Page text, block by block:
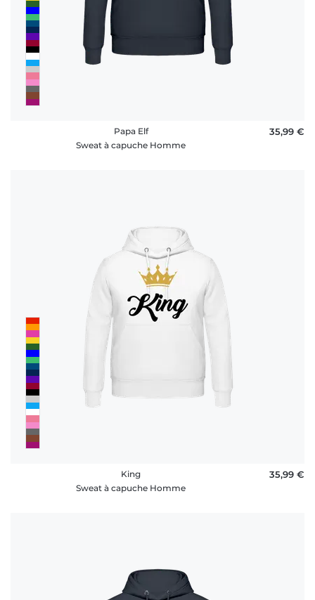
Papa Elf
Sweat à capuche Homme
35,99 €
King
Sweat à capuche Homme
35,99 €